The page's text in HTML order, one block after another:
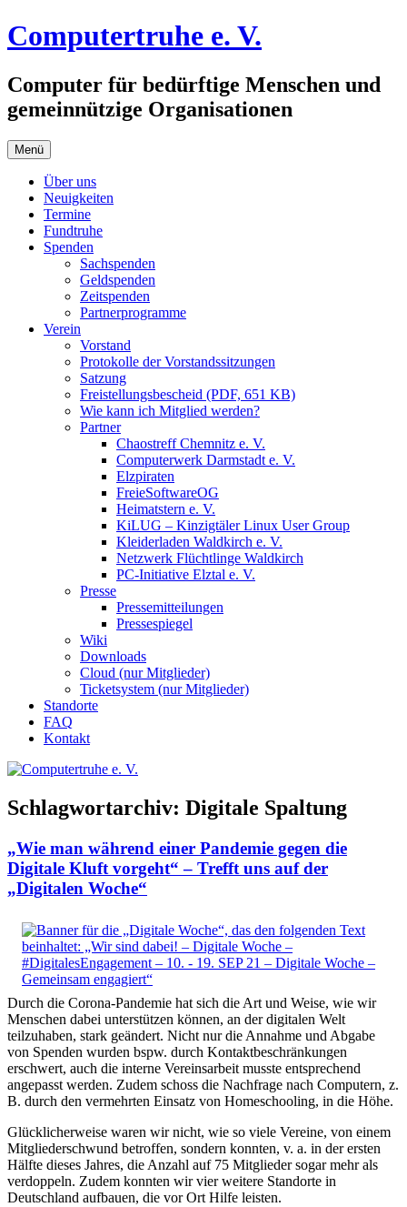
Zum
Inhalt
Computertruhe e. V.
Computer für bedürftige Menschen und
gemeinnützige Organisationen
Menü
Über uns
Neuigkeiten
Termine
Fundtruhe
Spenden
Sachspenden
Geldspenden
Zeitspenden
Partnerprogramme
Verein
Vorstand
Protokolle der Vorstandssitzungen
Satzung
Freistellungsbescheid (PDF, 651 KB)
Wie kann ich Mitglied werden?
Partner
Chaostreff Chemnitz e. V.
Computerwerk Darmstadt e. V.
Elzpiraten
FreieSoftwareOG
Heimatstern e. V.
KiLUG – Kinzigtäler Linux User Group
Kleiderladen Waldkirch e. V.
Netzwerk Flüchtlinge Waldkirch
PC-Initiative Elztal e. V.
Presse
Pressemitteilungen
Pressespiegel
Wiki
Downloads
Cloud (nur Mitglieder)
Ticketsystem (nur Mitglieder)
Standorte
FAQ
Kontakt
Schlagwortarchiv: Digitale Spaltung
„Wie man während einer Pandemie gegen die
Digitale Kluft vorgeht“ – Trefft uns auf der
„Digitalen Woche“
Durch die Corona-Pandemie hat sich die Art und Weise, wie wir
Menschen dabei unterstützen können, an der digitalen Welt
teilzuhaben, stark geändert. Nicht nur die Annahme und Abgabe
von Spenden wurden bspw. durch Kontaktbeschränkungen
erschwert, auch die interne Vereinsarbeit musste entsprechend
angepasst werden. Zudem schoss die Nachfrage nach Computern, z.
B. durch den vermehrten Einsatz von Homeschooling, in die Höhe.
Glücklicherweise waren wir nicht, wie so viele Vereine, von einem
Mitgliederschwund betroffen, sondern konnten, v. a. in der ersten
Hälfte dieses Jahres, die Anzahl auf 75 Mitglieder sogar mehr als
verdoppeln. Zudem konnten wir vier weitere Standorte in
Deutschland aufbauen, die vor Ort Hilfe leisten.